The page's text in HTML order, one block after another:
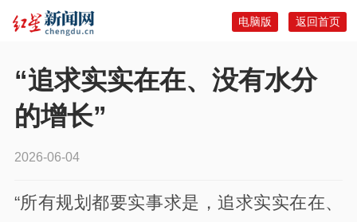
返回首页
电脑版
“追求实实在在、没有水分
的增长”
2026-06-04
“所有规划都要实事求是，追求实实在在、